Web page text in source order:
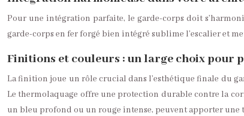
Pour une intégration parfaite, le garde-corps doit
garde-corps en fer forgé bien intégré sublime l’escalier et
Finitions et couleurs : un large choix pour
La finition joue un rôle crucial dans l’esthétique finale du
Le thermolaquage offre une protection durable contre la
un bleu profond ou un rouge intense, peuvent apporter